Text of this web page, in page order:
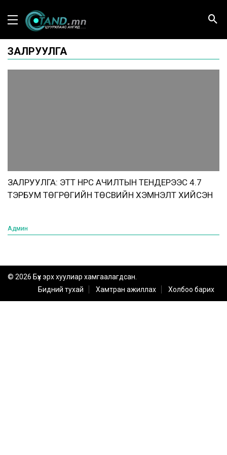
ЗАЛРУУЛГА
ЗАЛРУУЛГА: ЭТТ НҮҮРС АЧИЛТЫН ТЕНДЕРЭЭС 4.7
ТЭРБУМ ТӨГРӨГИЙН ТӨСВИЙН ХЭМНЭЛТ ХИЙСЭН
Админ
© 2026 Бүх эрх хуулиар хамгаалагдсан.
Бидний тухай
Хамтран ажиллах Холбоо барих